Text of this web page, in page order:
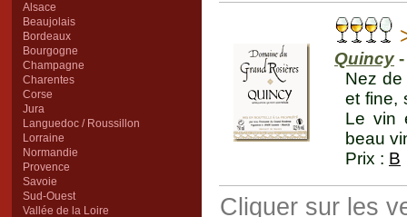
Alsace
Beaujolais
Bordeaux
Bourgogne
Champagne
Charentes
Corse
Jura
Languedoc / Roussillon
Lorraine
Normandie
Provence
Savoie
Sud-Ouest
Vallée de la Loire
Quincy
Nez
et fine,
Le vin
beau
Prix : B
Cliquer sur les